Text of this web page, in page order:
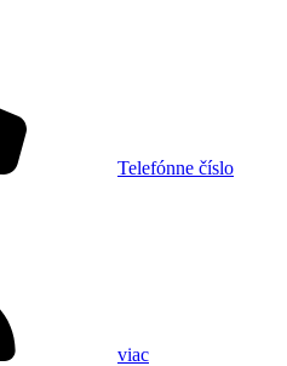
Telefónne číslo
viac